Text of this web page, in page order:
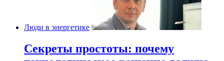
Люди в энергетике
Секреты простоты: почему